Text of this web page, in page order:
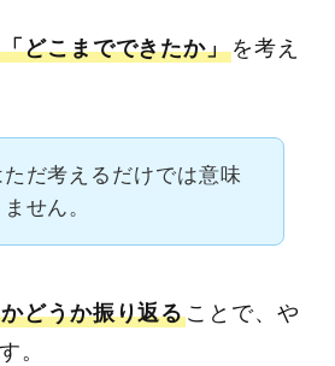
どこまでできたか」を考え
ただ考えるだけでは意味
せん。
どうか振り返ることで、や
。